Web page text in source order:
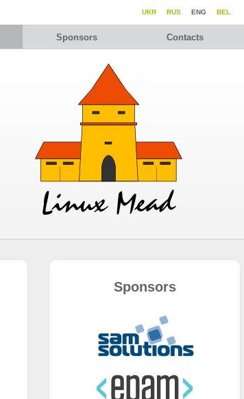
BEL
ENG
RUS
UKR
Sponsors Contacts
Sponsors